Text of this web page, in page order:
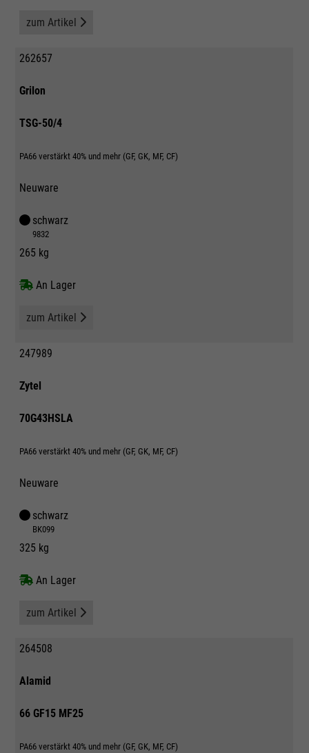
zum Artikel
262657
Grilon
TSG-50/4
PA66 verstärkt 40% und mehr (GF, GK, MF, CF)
Neuware
schwarz
9832
265 kg
An Lager
zum Artikel
247989
Zytel
70G43HSLA
PA66 verstärkt 40% und mehr (GF, GK, MF, CF)
Neuware
schwarz
BK099
325 kg
An Lager
zum Artikel
264508
Alamid
66 GF15 MF25
PA66 verstärkt 40% und mehr (GF, GK, MF, CF)